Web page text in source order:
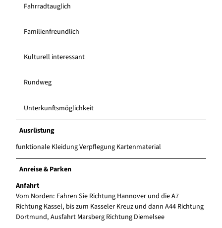
Fahrradtauglich
Familienfreundlich
Kulturell interessant
Rundweg
Unterkunftsmöglichkeit
Ausrüstung
funktionale Kleidung Verpflegung Kartenmaterial
Anreise & Parken
Anfahrt
Vom Norden: Fahren Sie Richtung Hannover und die A7
Richtung Kassel, bis zum Kasseler Kreuz und dann A44 Richtung
Dortmund, Ausfahrt Marsberg Richtung Diemelsee